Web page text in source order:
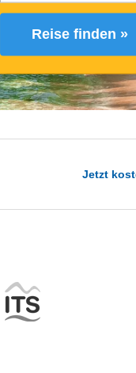
Reise finden »
Jetzt